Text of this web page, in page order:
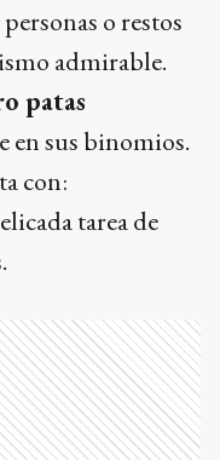
o restos
admirable.
patas
en sus binomios.
con:
tarea de